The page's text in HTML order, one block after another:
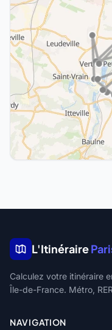
L'Itinéraire
Calculez votre itinéraire
Île-de-France. Métro,
NAVIGATION